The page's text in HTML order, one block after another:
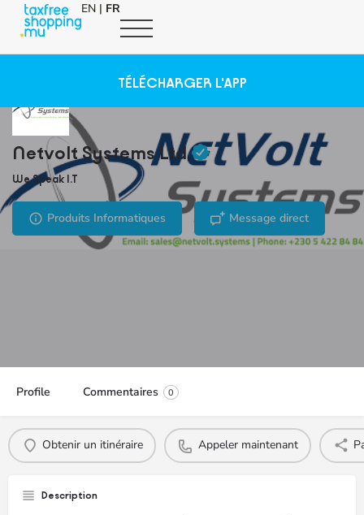
EN | FR
TÉLÉCHARGER L'APP
Netvolt Systems Ltd
We Speak I.T
Produits Informatiques Message direct
Profile Commentaires 0
Obtenir un itinéraire Appeler maintenant
Description